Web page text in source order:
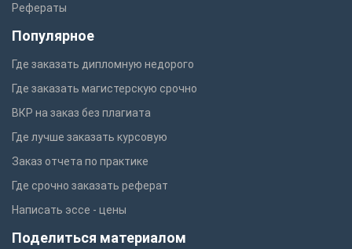
Рефераты
Популярное
Где заказать дипломную недорого
Где заказать магистерскую срочно
ВКР на заказ без плагиата
Где лучше заказать курсовую
Заказ отчета по практике
Где срочно заказать реферат
Написать эссе - цены
Поделиться материалом